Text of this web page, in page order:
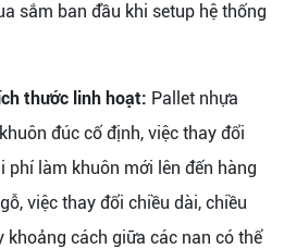
sắm ban đầu khi setup hệ thống
thước linh hoạt: Pallet nhựa
đúc cố định, việc thay đổi
phí làm khuôn mới lên đến hàng
việc thay đổi chiều dài, chiều
khoảng cách giữa các nan có thể